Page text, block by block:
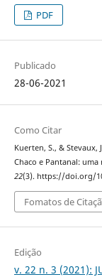
PDF
Publicado
28-06-2021
Como Citar
Kuerten, S., & Stevaux,
Chaco e Pantanal:
22(3). https://doi.org/
Fomatos de
Edição
v. 22 n. 3 (2021):